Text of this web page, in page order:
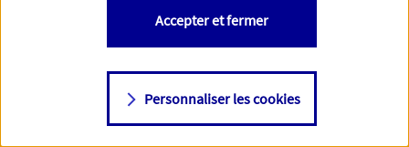
Vous êtes libre de les accepter, de les refuser comme de
changer d'avis à tout moment en allant sur
Consulter notre politique decookies
Personnaliser les cookies
Accepter et fermer